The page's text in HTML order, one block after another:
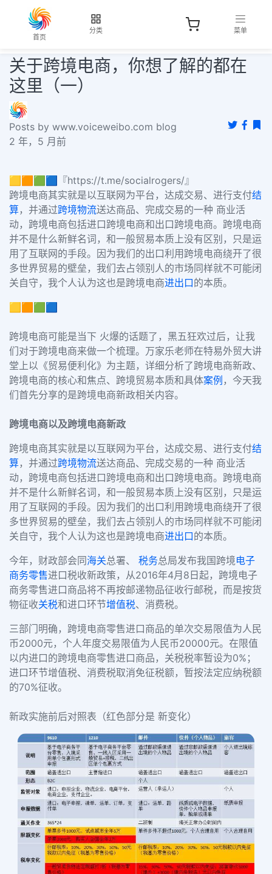
首页
分类 菜单
关于跨境电商，你想了解的都在
这里（一）
Posts by www.voiceweibo.com blog
2 年，5 月前
🟨🟧🟩🟦『https://t.me/socialrogers/』
跨境电商其实就是以互联网为平台，达成交易、进行支付结
算，并通过跨境物流送达商品、完成交易的一种 商业活
动，跨境电商包括进口跨境电商和出口跨境电商。跨境电商
并不是什么新鲜名词，和一般贸易本质上没有区别，只是运
用了互联网的手段。因为我们的出口利用跨境电商绕开了很
多世界贸易的壁垒，我们去占领别人的市场同样就不可能闭
关自守，我个人认为这也是跨境电商进出口的本质。
🟨🟧🟩🟦
跨境电商可能是当下 火爆的话题了，黑五狂欢过后，让我
们对于跨境电商来做一个梳理。万家乐老师在特易外贸大讲
堂上以《贸易便利化》为主题，详细分析了跨境电商新政、
跨境电商的核心和焦点、跨境贸易本质和具体案例 ，今天我
们首先分享的是跨境电商新政相关内容。
跨境电商以及跨境电商新政
跨境电商其实就是以互联网为平台，达成交易、进行支付结
算，并通过跨境物流送达商品、完成交易的一种 商业活
动，跨境电商包括进口跨境电商和出口跨境电商。跨境电商
并不是什么新鲜名词，和一般贸易本质上没有区别，只是运
用了互联网的手段。因为我们的出口利用跨境电商绕开了很
多世界贸易的壁垒，我们去占领别人的市场同样就不可能闭
关自守，我个人认为这也是跨境电商进出口的本质。
今年，财政部会同海关总署、 税务总局发布我国跨境电子
商务零售进口税收新政策，从2016年4月8日起，跨境电子
商务零售进口商品将不再按邮递物品征收行邮税，而是按货
物征收关税和进口环节增值税、消费税。
三部门明确，跨境电商零售进口商品的单次交易限值为人民
币2000元，个人年度交易限值为人民币20000元。在限值
以内进口的跨境电商零售进口商品，关税税率暂设为0%；
进口环节增值税、消费税取消免征税额，暂按法定应纳税额
的70%征收。
新政实施前后对照表（红色部分是 新变化）